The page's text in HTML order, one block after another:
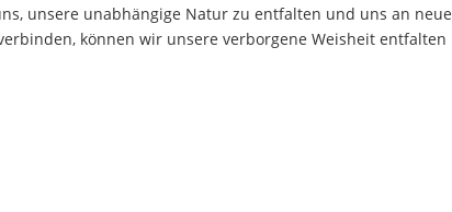
unsere unabhängige Natur zu entfalten und uns an neue
können wir unsere verborgene Weisheit entfalten